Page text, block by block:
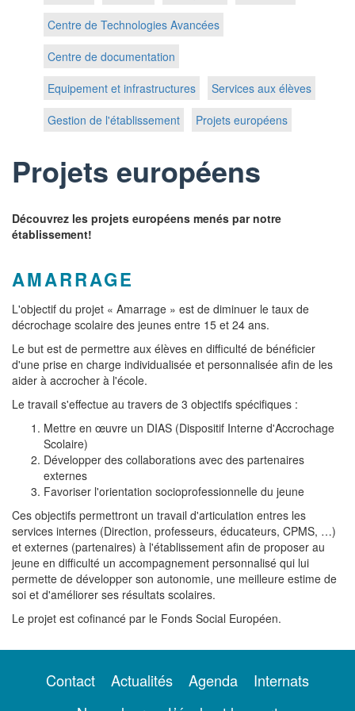
Centre de Technologies Avancées
Centre de documentation
Equipement et infrastructures
Services aux élèves
Gestion de l'établissement
Projets européens
Projets européens
Découvrez les projets européens menés par notre
établissement!
AMARRAGE
L'objectif du projet « Amarrage » est de diminuer le taux de
décrochage scolaire des jeunes entre 15 et 24 ans.
Le but est de permettre aux élèves en difficulté de bénéficier
d'une prise en charge individualisée et personnalisée afin de les
aider à accrocher à l'école.
Le travail s'effectue au travers de 3 objectifs spécifiques :
Mettre en œuvre un DIAS (Dispositif Interne d'Accrochage
Scolaire)
Développer des collaborations avec des partenaires
externes
Favoriser l'orientation socioprofessionnelle du jeune
Ces objectifs permettront un travail d'articulation entres les
services internes (Direction, professeurs, éducateurs, CPMS, …)
et externes (partenaires) à l'établissement afin de proposer au
jeune en difficulté un accompagnement personnalisé qui lui
permette de développer son autonomie, une meilleure estime de
soi et d'améliorer ses résultats scolaires.
Le projet est cofinancé par le Fonds Social Européen.
Contact Actualités Agenda
Internats